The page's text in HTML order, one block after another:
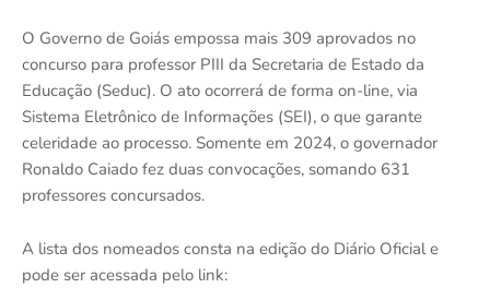
O Governo de Goiás empossa mais 309 aprovados no
concurso para professor PIII da Secretaria de Estado da
Educação (Seduc). O ato ocorrerá de forma on-line, via
Sistema Eletrônico de Informações (SEI), o que garante
celeridade ao processo. Somente em 2024, o governador
Ronaldo Caiado fez duas convocações, somando 631
professores concursados.
A lista dos nomeados consta na edição do Diário Oficial e
pode ser acessada pelo link: